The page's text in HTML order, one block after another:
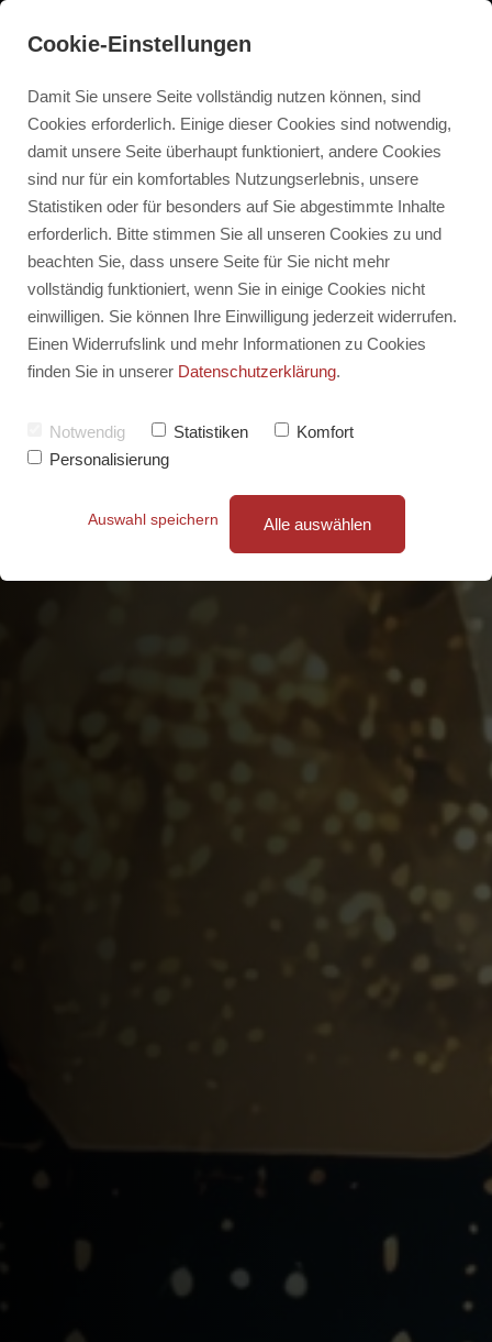
Cookie-Einstellungen
Damit Sie unsere Seite vollständig nutzen können, sind
Cookies erforderlich. Einige dieser Cookies sind notwendig,
damit unsere Seite überhaupt funktioniert, andere Cookies
sind nur für ein komfortables Nutzungserlebnis, unsere
Statistiken oder für besonders auf Sie abgestimmte Inhalte
erforderlich. Bitte stimmen Sie all unseren Cookies zu und
beachten Sie, dass unsere Seite für Sie nicht mehr
vollständig funktioniert, wenn Sie in einige Cookies nicht
einwilligen. Sie können Ihre Einwilligung jederzeit widerrufen.
Einen Widerrufslink und mehr Informationen zu Cookies
finden Sie in unserer Datenschutzerklärung.
Notwendig Statistiken
Komfort
Personalisierung
Auswahl speichern Alle auswählen